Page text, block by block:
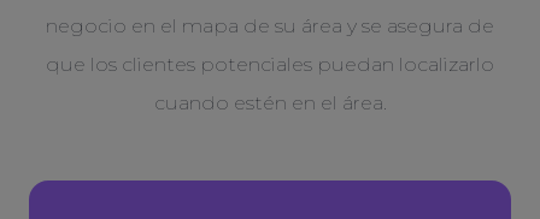
negocio en el mapa de su área y se asegura de
que los clientes potenciales puedan localizarlo
cuando estén en el área.